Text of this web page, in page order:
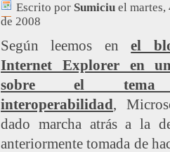
Escrito por Sumiciu el martes,
de 2008
Según leemos enel
Internet Explorer en
sobre el
interoperabilidad ,
dado marcha atrás a la
anteriormente tomada de